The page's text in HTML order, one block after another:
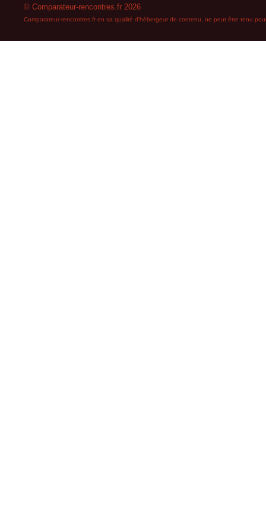
© Comparateur-rencontres.fr 2026
Comparateur-rencontres.fr en sa qualité d'hébergeur de contenu, ne peut être tenu